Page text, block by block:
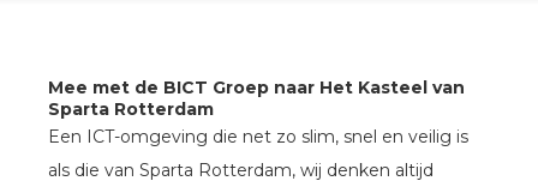
Mee met de BICT Groep naar Het Kasteel van
Sparta Rotterdam
Een ICT-omgeving die net zo slim, snel en veilig is
als die van Sparta Rotterdam, wij denken altijd